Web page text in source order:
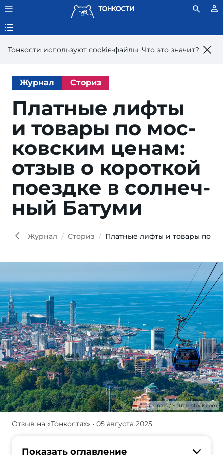
Тонкости используют сookie-файлы. Что это значит?
Журнал Сториз
Платные лифты
и то­ва­ры по мос­
ковс­ким це­нам:
от­зыв о ко­рот­кой
по­езд­ке в сол­неч­
ный Батуми
Журнал Сториз Платные лифты и товары по
trabantos / Shutterstock.com
Решили
Отзыв на «Тонкостях» • 05 августа 2025
Показать оглавление